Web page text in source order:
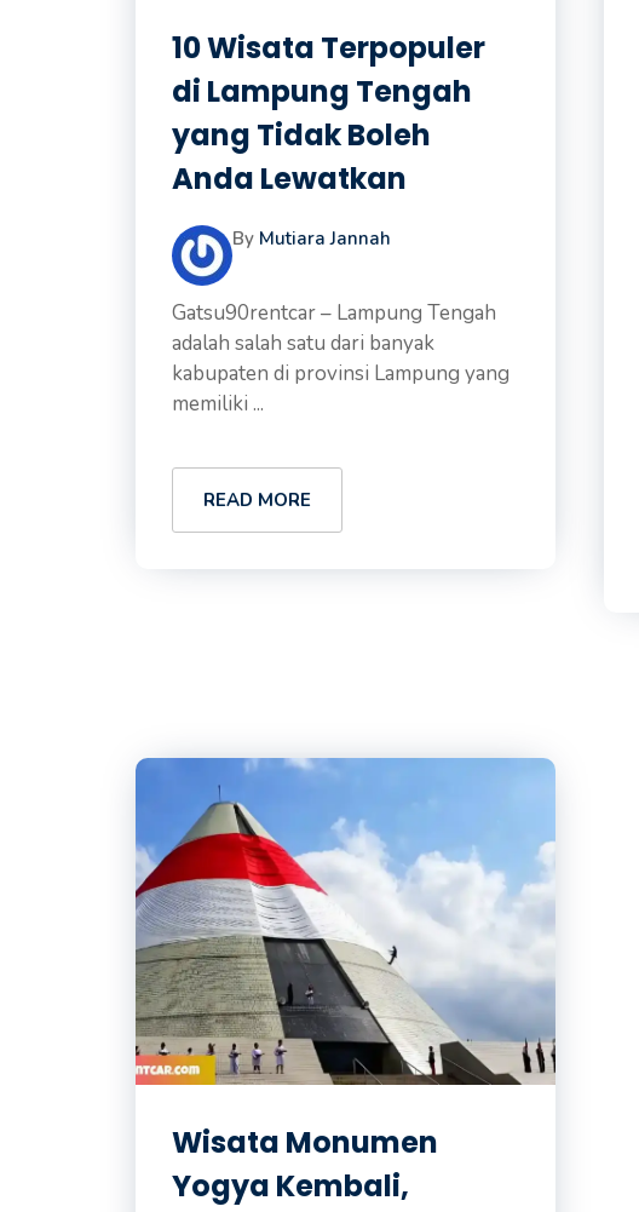
10 Wisata Terpopuler
di Lampung Tengah
yang Tidak Boleh
Anda Lewatkan
By Mutiara Jannah
Gatsu90rentcar – Lampung Tengah
adalah salah satu dari banyak
kabupaten di provinsi Lampung yang
memiliki ...
READ MORE
Wisata Monumen
Yogya Kembali,